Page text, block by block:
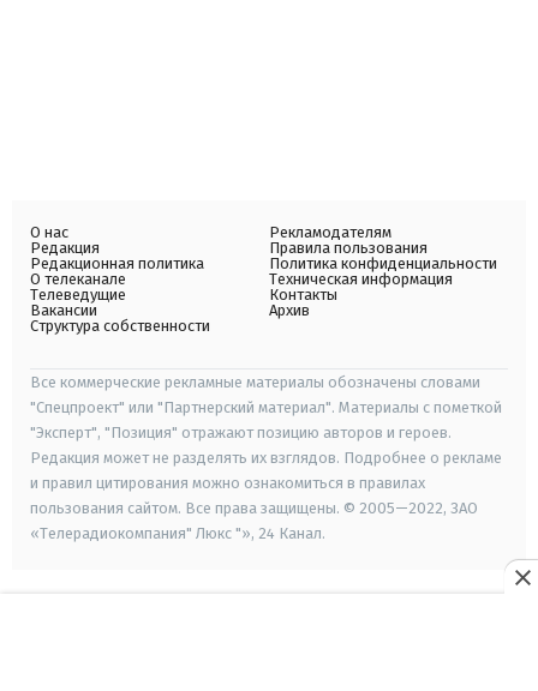
О нас
Редакция
Редакционная политика
О телеканале
Телеведущие
Вакансии
Структура собственности
Рекламодателям
Правила пользования
Политика конфиденциальности
Техническая информация
Контакты
Архив
Все коммерческие рекламные материалы обозначены словами
"Спецпроект" или "Партнерский материал". Материалы с пометкой
"Эксперт", "Позиция" отражают позицию авторов и героев.
Редакция может не разделять их взглядов. Подробнее о рекламе
и правил цитирования можно ознакомиться в правилах
пользования сайтом. Все права защищены. © 2005—2022, ЗАО
«Телерадиокомпания" Люкс "», 24 Канал.